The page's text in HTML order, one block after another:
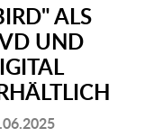
ALS
UND